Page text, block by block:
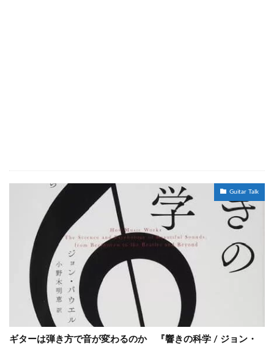
Guitar Talk
ギターは弾き方で音が変わるのか 『響きの科学 / ジョン・